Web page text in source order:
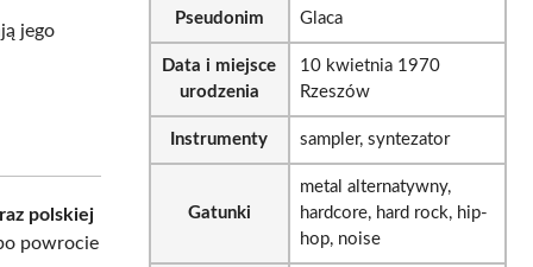
jego
polskiej
powrocie
Pseudonim Glaca
Data i miejsce
urodzenia
10 kwietnia 1970
Rzeszów
Instrumenty sampler, syntezator
Gatunki
metal alternatywny,
hardcore, hard rock, hip-
hop, noise